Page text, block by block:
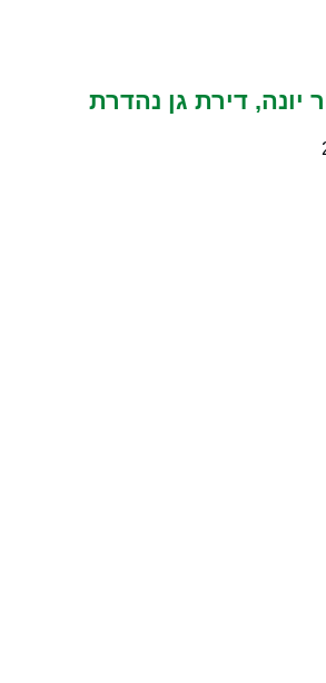
יונה, דירת גן נהדרת